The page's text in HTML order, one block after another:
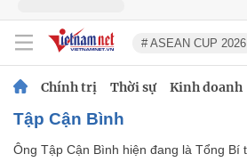
# ASEAN CUP 2026
Chính trị Thời sự Kinh doanh
Tập Cận Bình
Ông Tập Cận Bình hiện đang là Tổng Bí thư Đảng Cộng sản